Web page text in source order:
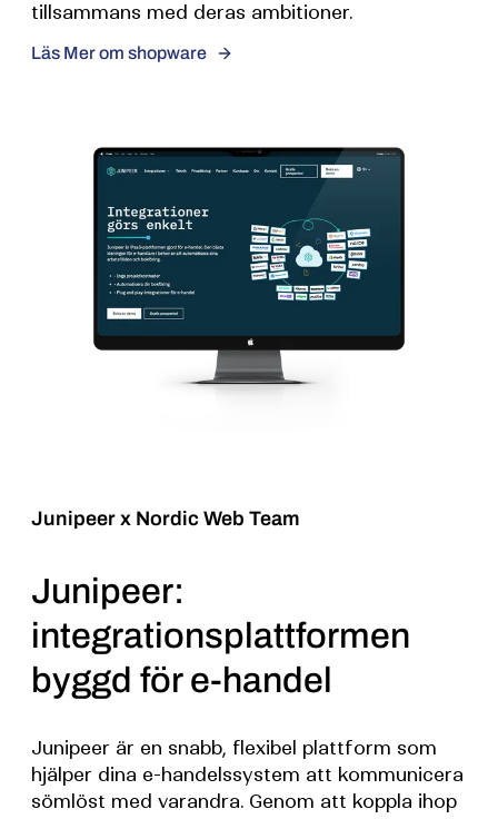
tillsammans med deras ambitioner.
Läs Mer om shopware
Junipeer x Nordic Web Team
Junipeer:
integrationsplattformen
byggd för e-handel
Junipeer är en snabb, flexibel plattform som
hjälper dina e-handelssystem att kommunicera
sömlöst med varandra. Genom att koppla ihop